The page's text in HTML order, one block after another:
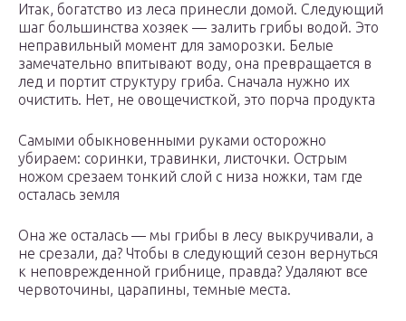
Итак, богатство из леса принесли домой. Следующий
шаг большинства хозяек — залить грибы водой. Это
неправильный момент для заморозки. Белые
замечательно впитывают воду, она превращается в
лед и портит структуру гриба. Сначала нужно их
очистить. Нет, не овощечисткой, это порча продукта
Самыми обыкновенными руками осторожно
убираем: соринки, травинки, листочки. Острым
ножом срезаем тонкий слой с низа ножки, там где
осталась земля
Она же осталась — мы грибы в лесу выкручивали, а
не срезали, да? Чтобы в следующий сезон вернуться
к неповрежденной грибнице, правда? Удаляют все
червоточины, царапины, темные места.